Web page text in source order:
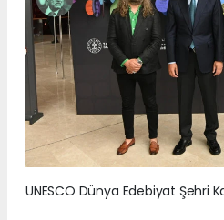
UNESCO Dünya Edebiyat Şehri